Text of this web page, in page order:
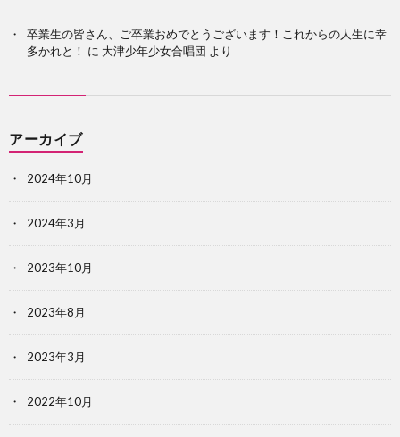
卒業生の皆さん、ご卒業おめでとうございます！これからの人生に幸
多かれと！ に 大津少年少女合唱団 より
アーカイブ
2024年10月
2024年3月
2023年10月
2023年8月
2023年3月
2022年10月